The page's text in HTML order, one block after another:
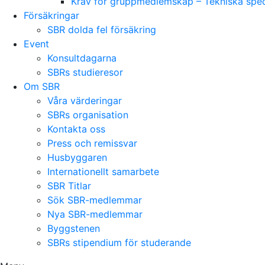
Försäkringar
SBR dolda fel försäkring
Event
Konsultdagarna
SBRs studieresor
Om SBR
Våra värderingar
SBRs organisation
Kontakta oss
Press och remissvar
Husbyggaren
Internationellt samarbete
SBR Titlar
Sök SBR-medlemmar
Nya SBR-medlemmar
Byggstenen
SBRs stipendium för studerande